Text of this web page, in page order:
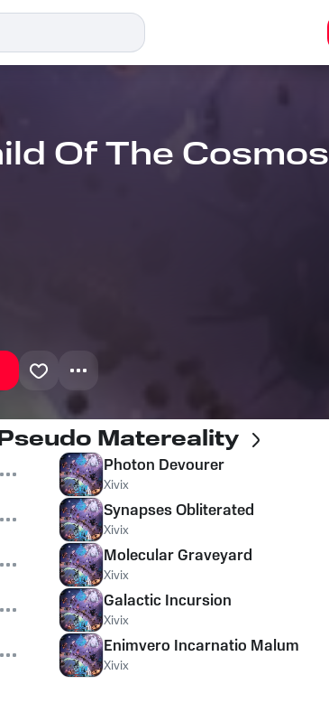
Of The Cosmos
Matereality
Photon Devourer
Xivix
Synapses Obliterated
Xivix
Molecular Graveyard
Xivix
Galactic Incursion
Xivix
Enimvero Incarnatio Malum
Xivix